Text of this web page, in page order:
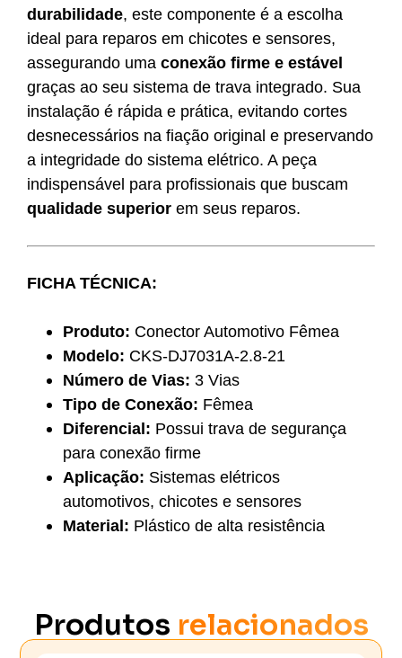
durabilidade, este componente é a escolha
ideal para reparos em chicotes e sensores,
assegurando uma conexão firme e estável
graças ao seu sistema de trava integrado. Sua
instalação é rápida e prática, evitando cortes
desnecessários na fiação original e preservando
a integridade do sistema elétrico. A peça
indispensável para profissionais que buscam
qualidade superior em seus reparos.
FICHA TÉCNICA:
Produto: Conector Automotivo Fêmea
Modelo: CKS-DJ7031A-2.8-21
Número de Vias: 3 Vias
Tipo de Conexão: Fêmea
Diferencial: Possui trava de segurança
para conexão firme
Aplicação: Sistemas elétricos
automotivos, chicotes e sensores
Material: Plástico de alta resistência
Produtos relacionados